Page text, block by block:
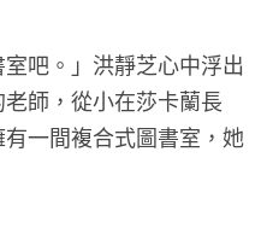
室吧。」洪靜芝心中浮出
師，從小在莎卡蘭長
一間複合式圖書室，她